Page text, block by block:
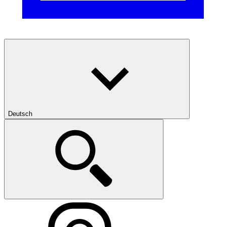
Deutsch